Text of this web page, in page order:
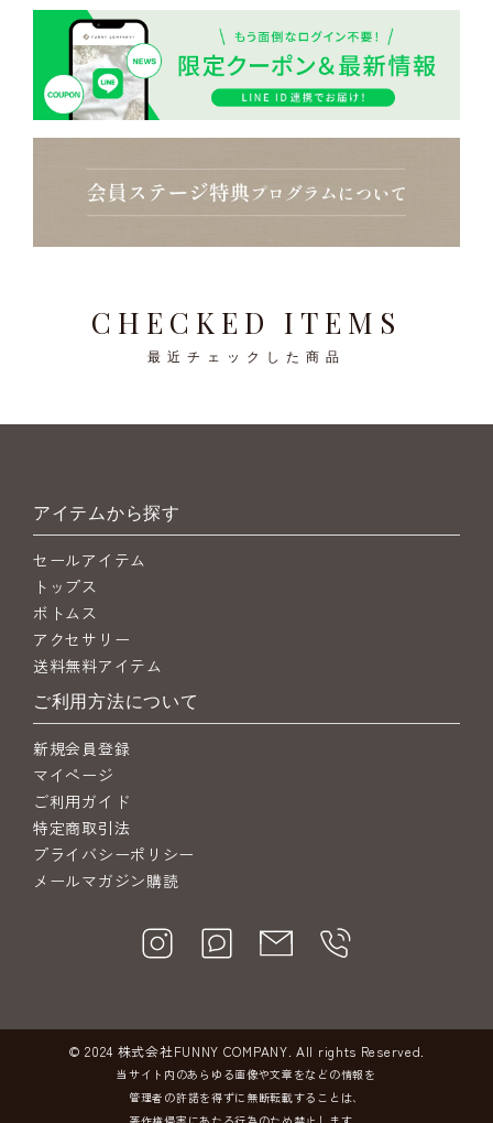
CHECKED ITEMS
最近チェックした商品
アイテムから探す
セールアイテム
トップス
ボトムス
アクセサリー
送料無料アイテム
ご利用方法について
新規会員登録
マイページ
ご利用ガイド
特定商取引法
プライバシーポリシー
メールマガジン購読
© 2024 株式会社FUNNY COMPANY. All rights Reserved.
当サイト内のあらゆる画像や文章をなどの情報を
管理者の許諾を得ずに無断転載することは、